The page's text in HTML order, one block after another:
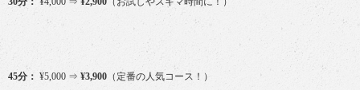
45分： ¥5,000 ⇒ ¥3,900 （定番の人気コース！）